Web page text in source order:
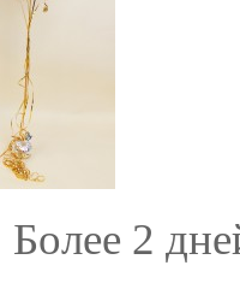
Более 2